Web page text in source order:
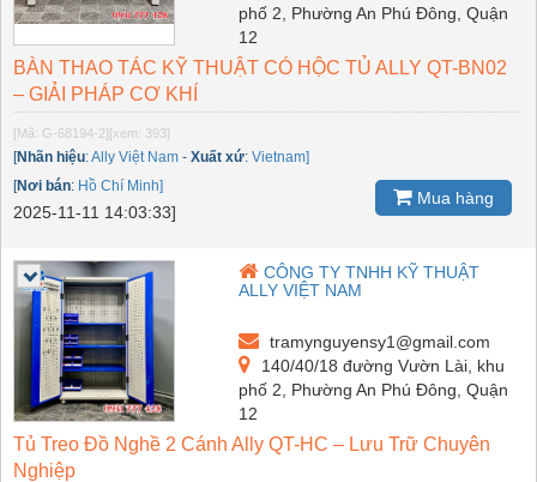
phố 2, Phường An Phú Đông, Quận
12
BÀN THAO TÁC KỸ THUẬT CÓ HỘC TỦ ALLY QT-BN02
– GIẢI PHÁP CƠ KHÍ
[Mã: G-68194-2][xem: 393]
[Nhãn hiệu:Ally Việt Nam - Xuất xứ: Vietnam]
[Nơi bán: Hồ Chí Minh]
2025-11-11 14:03:33]
Mua hàng
CÔNG TY TNHH KỸ THUẬT
ALLY VIỆT NAM
tramynguyensy1@gmail.com
140/40/18 đường Vườn Lài, khu
phố 2, Phường An Phú Đông, Quận
12
Tủ Treo Đồ Nghề 2 Cánh Ally QT-HC – Lưu Trữ Chuyên
Nghiệp